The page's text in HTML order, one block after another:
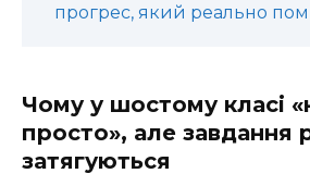
прогрес, який реально
Чому у шостому класі
просто», але завдання
затягуються